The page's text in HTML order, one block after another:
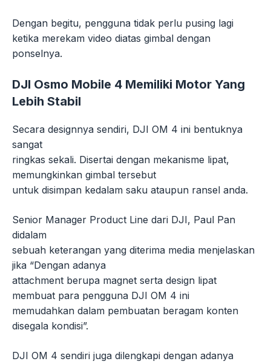
Dengan begitu, pengguna tidak perlu pusing lagi
ketika merekam video diatas gimbal dengan
ponselnya.
DJI Osmo Mobile 4 Memiliki Motor Yang
Lebih Stabil
Secara designnya sendiri, DJI OM 4 ini bentuknya
sangat
ringkas sekali. Disertai dengan mekanisme lipat,
memungkinkan gimbal tersebut
untuk disimpan kedalam saku ataupun ransel anda.
Senior Manager Product Line dari DJI, Paul Pan
didalam
sebuah keterangan yang diterima media menjelaskan
jika “Dengan adanya
attachment berupa magnet serta design lipat
membuat para pengguna DJI OM 4 ini
memudahkan dalam pembuatan beragam konten
disegala kondisi”.
DJI OM 4 sendiri juga dilengkapi dengan adanya